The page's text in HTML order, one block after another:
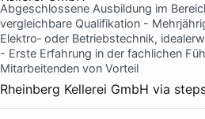
Abgeschlossene Ausbildung im
vergleichbare Qualifikation -
Elektro‑ oder Betriebstechnik,
- Erste Erfahrung in der fachlichen
Mitarbeitenden von Vorteil
Rheinberg Kellerei GmbH via